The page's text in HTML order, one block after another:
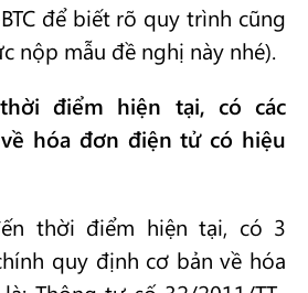
để biết rõ quy trình cũng
nộp mẫu đề nghị này nhé).
điểm hiện tại, có các
hóa đơn điện tử có hiệu
thời điểm hiện tại, có 3
quy định cơ bản về hóa